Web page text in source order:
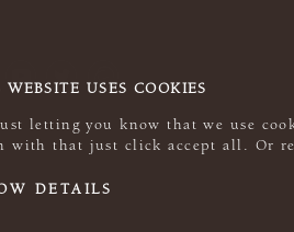
WEBSITE USES COOKIES
letting you know that we use
with that just click accept all. Or
DETAILS